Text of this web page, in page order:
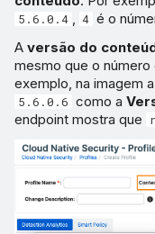
5.6.0.4 , 4 é o
A versão do
mesmo que o
exemplo, na imagem
5.6.0.6 como a
endpoint mostra que